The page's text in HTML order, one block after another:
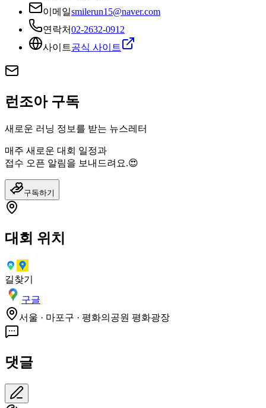
이메일smilerun15@naver.com
연락처02-2632-0912
사이트공식 사이트
런조아 구독
새로운 러닝 정보를 받는 뉴스레터
매주 새로운 대회 일정과
접수 오픈 알림을 보내드려요.😍
구독하기
대회 위치
길찾기
구글
서울 · 마포구 · 평화의공원 평화광장
댓글